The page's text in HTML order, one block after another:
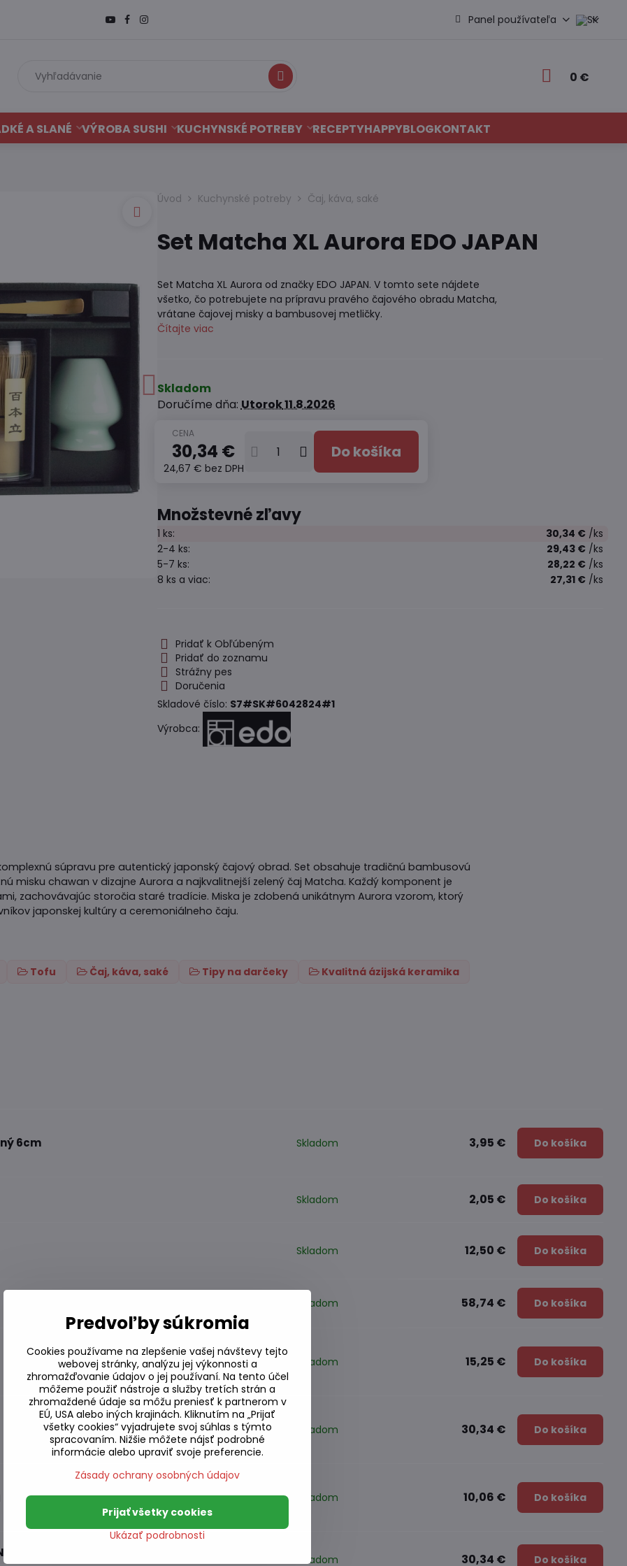
Panel používateľa
Hľadať 0 €
A SLANÉ VÝROBA SUSHI KUCHYNSKÉ POTREBY RECEPTYHAPPYBLOGKONTAKT
Úvod Kuchynské potreby Čaj, káva, saké
Set Matcha XL Aurora EDO JAPAN
Set Matcha XL Aurora od značky EDO JAPAN. V tomto sete nájdete
všetko, čo potrebujete na prípravu pravého čajového obradu Matcha,
vrátane čajovej misky a bambusovej metličky.
Čítajte viac
Skladom
Doručíme dňa:Utorok11.8.2026
30,34 €
24,67 € bez DPH
Do košíka
Množstevné zľavy
1 ks: 30,34 € /ks
2-4 ks: 29,43 € /ks
5-7 ks: 28,22 € /ks
8 ks a viac: 27,31 € /ks
Pridať k Obľúbeným
Pridať do zoznamu
Strážny pes
Doručenia
Skladové číslo: S7#SK#6042824#1
Výrobca:
súpravu pre autentický japonský čajový obrad. Set obsahuje tradičnú bambusovú
misku chawan v dizajne Aurora a najkvalitnejší zelený čaj Matcha. Každý komponent je
zachovávajúc storočia staré tradície. Miska je zdobená unikátnym Aurora vzorom, ktorý
japonskej kultúry a ceremoniálneho čaju.
Tofu Čaj, káva, saké Tipy na darčeky Kvalitná ázijská keramika
6cm Skladom 3,95 € Do košíka
Skladom 2,05 € Do košíka
Skladom 12,50 € Do košíka
Skladom 58,74 € Do košíka
Skladom 15,25 € Do košíka
Skladom 30,34 € Do košíka
Skladom 10,06 € Do košíka
Skladom 30,34 € Do košíka
Predvoľby súkromia
Cookies používame na zlepšenie vašej návštevy tejto
webovej stránky, analýzu jej výkonnosti a
zhromažďovanie údajov o jej používaní. Na tento účel
môžeme použiť nástroje a služby tretích strán a
zhromaždené údaje sa môžu preniesť k partnerom v
EÚ, USA alebo iných krajinách. Kliknutím na „Prijať
všetky cookies“ vyjadrujete svoj súhlas s týmto
spracovaním. Nižšie môžete nájsť podrobné
informácie alebo upraviť svoje preferencie.
Zásady ochrany osobných údajov
Ukázať podrobnosti
Prijať všetky cookies